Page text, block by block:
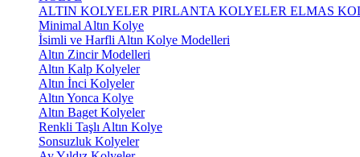
ALTIN KOLYELER PIRLANTA KOLYELER ELMAS
Minimal Altın Kolye
İsimli ve Harfli Altın Kolye Modelleri
Altın Zincir Modelleri
Altın Kalp Kolyeler
Altın İnci Kolyeler
Altın Yonca Kolye
Altın Baget Kolyeler
Renkli Taşlı Altın Kolye
Sonsuzluk Kolyeler